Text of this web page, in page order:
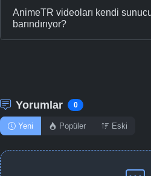
AnimeTR videoları kendi
barındırıyor?
Yorumlar 0
Yeni Popüler Eski